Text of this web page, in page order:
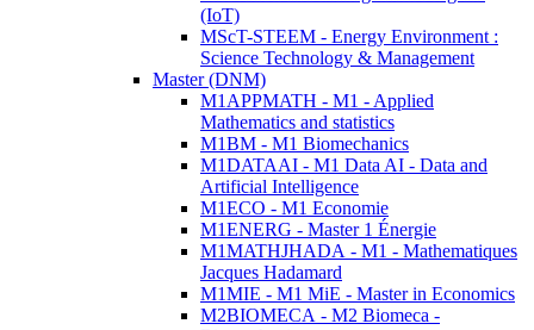
(IoT)
MScT-STEEM - Energy Environment :
Science Technology & Management
Master (DNM)
M1APPMATH - M1 - Applied
Mathematics and statistics
M1BM - M1 Biomechanics
M1DATAAI - M1 Data AI - Data and
Artificial Intelligence
M1ECO - M1 Economie
M1ENERG - Master 1 Énergie
M1MATHJHADA - M1 - Mathematiques
Jacques Hadamard
M1MIE - M1 MiE - Master in Economics
M2BIOMECA - M2 Biomeca -